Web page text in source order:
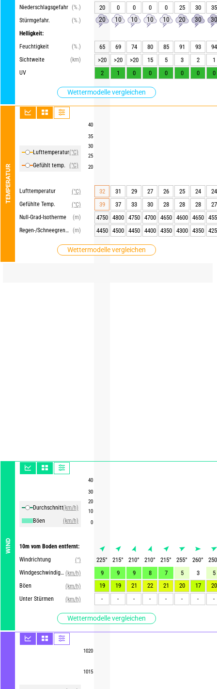
Niederschlagsgefahr (%.)
Stürmgefahr.
(%.)
Helligkeit:
Feuchtigkeit
(%.)
Sichtweite
(km)
UV
Wettermodelle vergleichen
TEMPERATUR
Lufttemperatur(°C)
Gefühlt temp.
(°C)
Lufttemperatur
(°C)
Gefühlte Temp.
(°C)
Null-Grad-Isotherme
(m)
Regen-/Schneegrenze (m)
Wettermodelle vergleichen
WIND
Durchschnittliche Winde
(km/h)
Böen
(km/h)
10m vom Boden entfernt:
Windrichtung
(°)
Windgeschwindigkeit (km/h)
Böen
(km/h)
Unter Stürmen
(km/h)
Wettermodelle vergleichen
40
35
30
25
20
40
30
20
10
0
1020
1015
20 0 0 0 0 25 30 35
20 10 10 10 10 20 30 30
65 69 74 80 85 91 93
94
>20
>20 >20 15 5 3 2
1
2
1 0 0 0 0 0 0
32 31 29 27 26 25 24
24
39
37 33 30 28 28 28
27
4750
4800 4750 4700 4650 4600 4650
4450
4500 4450 4400 4350 4300 4350
225° 215° 210° 210° 215° 255° 260°
250
9
9 9 8 7 5 3
5
19
19 21 22 21 20 17
20
-
- - - - - - -